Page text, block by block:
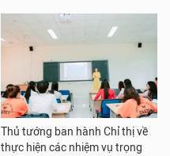
Thủ tướng ban hành Chỉ thị về
thực hiện các nhiệm vụ trọng